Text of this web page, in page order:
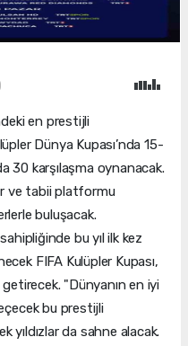
en prestijli
Dünya Kupası’nda 15-
30 karşılaşma oynanacak.
ve tabii platformu
buluşacak.
bu yıl ilk kez
FIFA Kulüpler Kupası,
"Dünyanın en iyi
bu prestijli
yıldızlar da sahne alacak.